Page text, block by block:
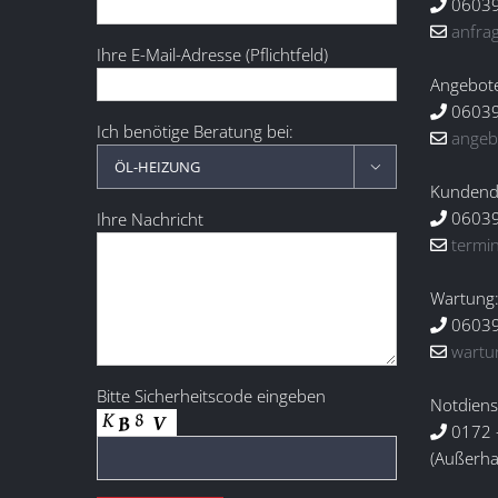
Ihre E-Mail-Adresse (Pflichtfeld)
Ich benötige Beratung bei:

Ihre Nachricht
Bitte Sicherheitscode eingeben
Wartung:
0172